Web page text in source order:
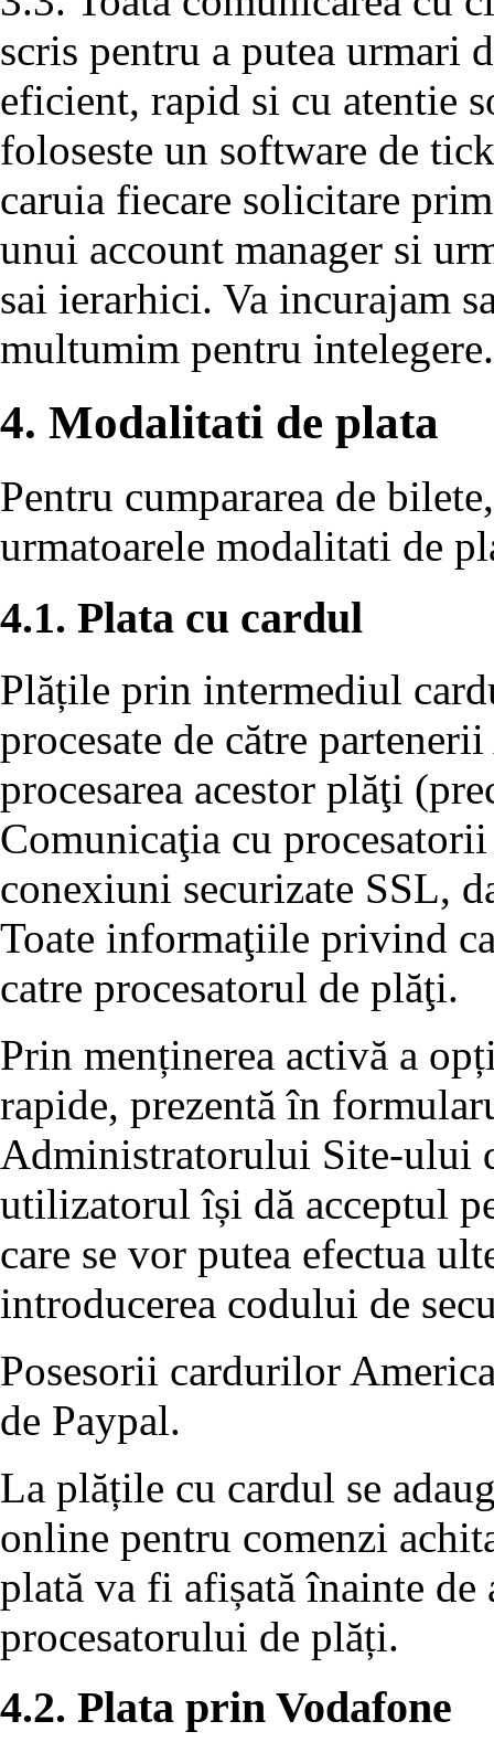
scris pentru a putea urmari
eficient, rapid si cu atentie
foloseste un software de
caruia fiecare solicitare
unui account manager si
sai ierarhici. Va incurajam
multumim pentru intelegere.
4. Modalitati de plata
Pentru cumpararea de
urmatoarele modalitati de
4.1. Plata cu cardul
Plățile prin intermediul
procesate de către
procesarea acestor plăţi
Comunicaţia cu
conexiuni securizate SSL,
Toate informaţiile privind
catre procesatorul de plăţi.
Prin menținerea activă a
rapide, prezentă în
Administratorului Site-ului
utilizatorul își dă acceptul
care se vor putea efectua
introducerea codului de
Posesorii cardurilor
de Paypal.
La plățile cu cardul se
online pentru comenzi
plată va fi afișată înainte
procesatorului de plăți.
4.2. Plata prin Vodafone